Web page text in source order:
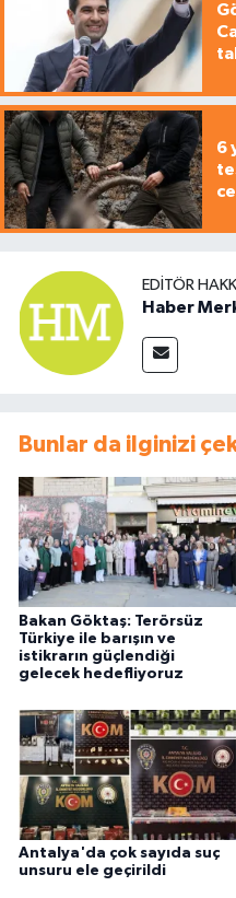
6
EDITÖR
Haber
Bunlar da ilginizi
Bakan Göktaş: Terörsüz
Türkiye ile barışın ve
istikrarın güçlendiği
gelecek hedefliyoruz
Antalya'da çok sayıda suç
unsuru ele geçirildi